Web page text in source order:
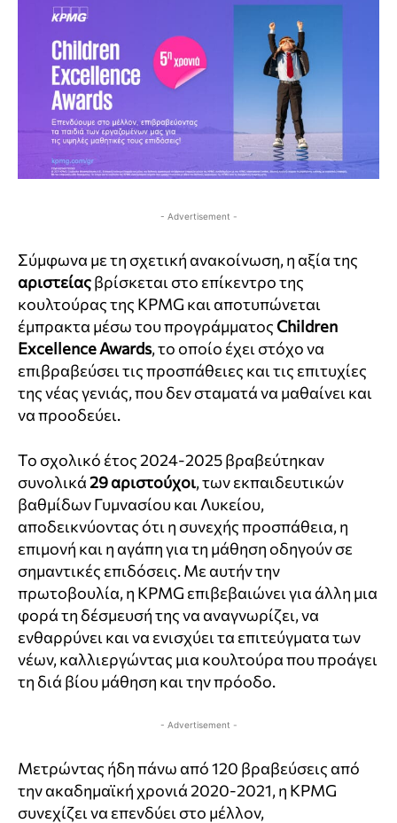
- Advertisement -
Σύμφωνα με τη σχετική ανακοίνωση, η αξία της
αριστείαςβρίσκεται στο επίκεντρο της
κουλτούρας της KPMG και αποτυπώνεται
έμπρακτα μέσω του προγράμματος Children
ExcellenceAwards, το οποίο έχει στόχο να
επιβραβεύσει τις προσπάθειες και τις επιτυχίες
της νέας γενιάς, που δεν σταματά να μαθαίνει και
να προοδεύει.
Το σχολικό έτος 2024-2025 βραβεύτηκαν
συνολικά29 αριστούχοι, των εκπαιδευτικών
βαθμίδων Γυμνασίου και Λυκείου,
αποδεικνύοντας ότι η συνεχής προσπάθεια, η
επιμονή και η αγάπη για τη μάθηση οδηγούν σε
σημαντικές επιδόσεις. Με αυτήν την
πρωτοβουλία, η KPMG επιβεβαιώνει για άλλη μια
φορά τη δέσμευσή της να αναγνωρίζει, να
ενθαρρύνει και να ενισχύει τα επιτεύγματα των
νέων, καλλιεργώντας μια κουλτούρα που προάγει
τη διά βίου μάθηση και την πρόοδο.
- Advertisement -
Μετρώντας ήδη πάνω από 120 βραβεύσεις από
την ακαδημαϊκή χρονιά 2020-2021, η KPMG
συνεχίζει να επενδύει στο μέλλον,